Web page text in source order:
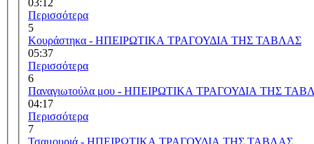
03:12
Περισσότερα
5
Κουράστηκα - ΗΠΕΙΡΩΤΙΚΑ ΤΡΑΓΟΥΔΙΑ ΤΗΣ ΤΑΒΛΑΣ
05:37
Περισσότερα
6
Παναγιωτούλα μου - ΗΠΕΙΡΩΤΙΚΑ ΤΡΑΓΟΥΔΙΑ ΤΗΣ
04:17
Περισσότερα
7
Τσαμουριά - ΗΠΕΙΡΩΤΙΚΑ ΤΡΑΓΟΥΔΙΑ ΤΗΣ ΤΑΒΛΑΣ